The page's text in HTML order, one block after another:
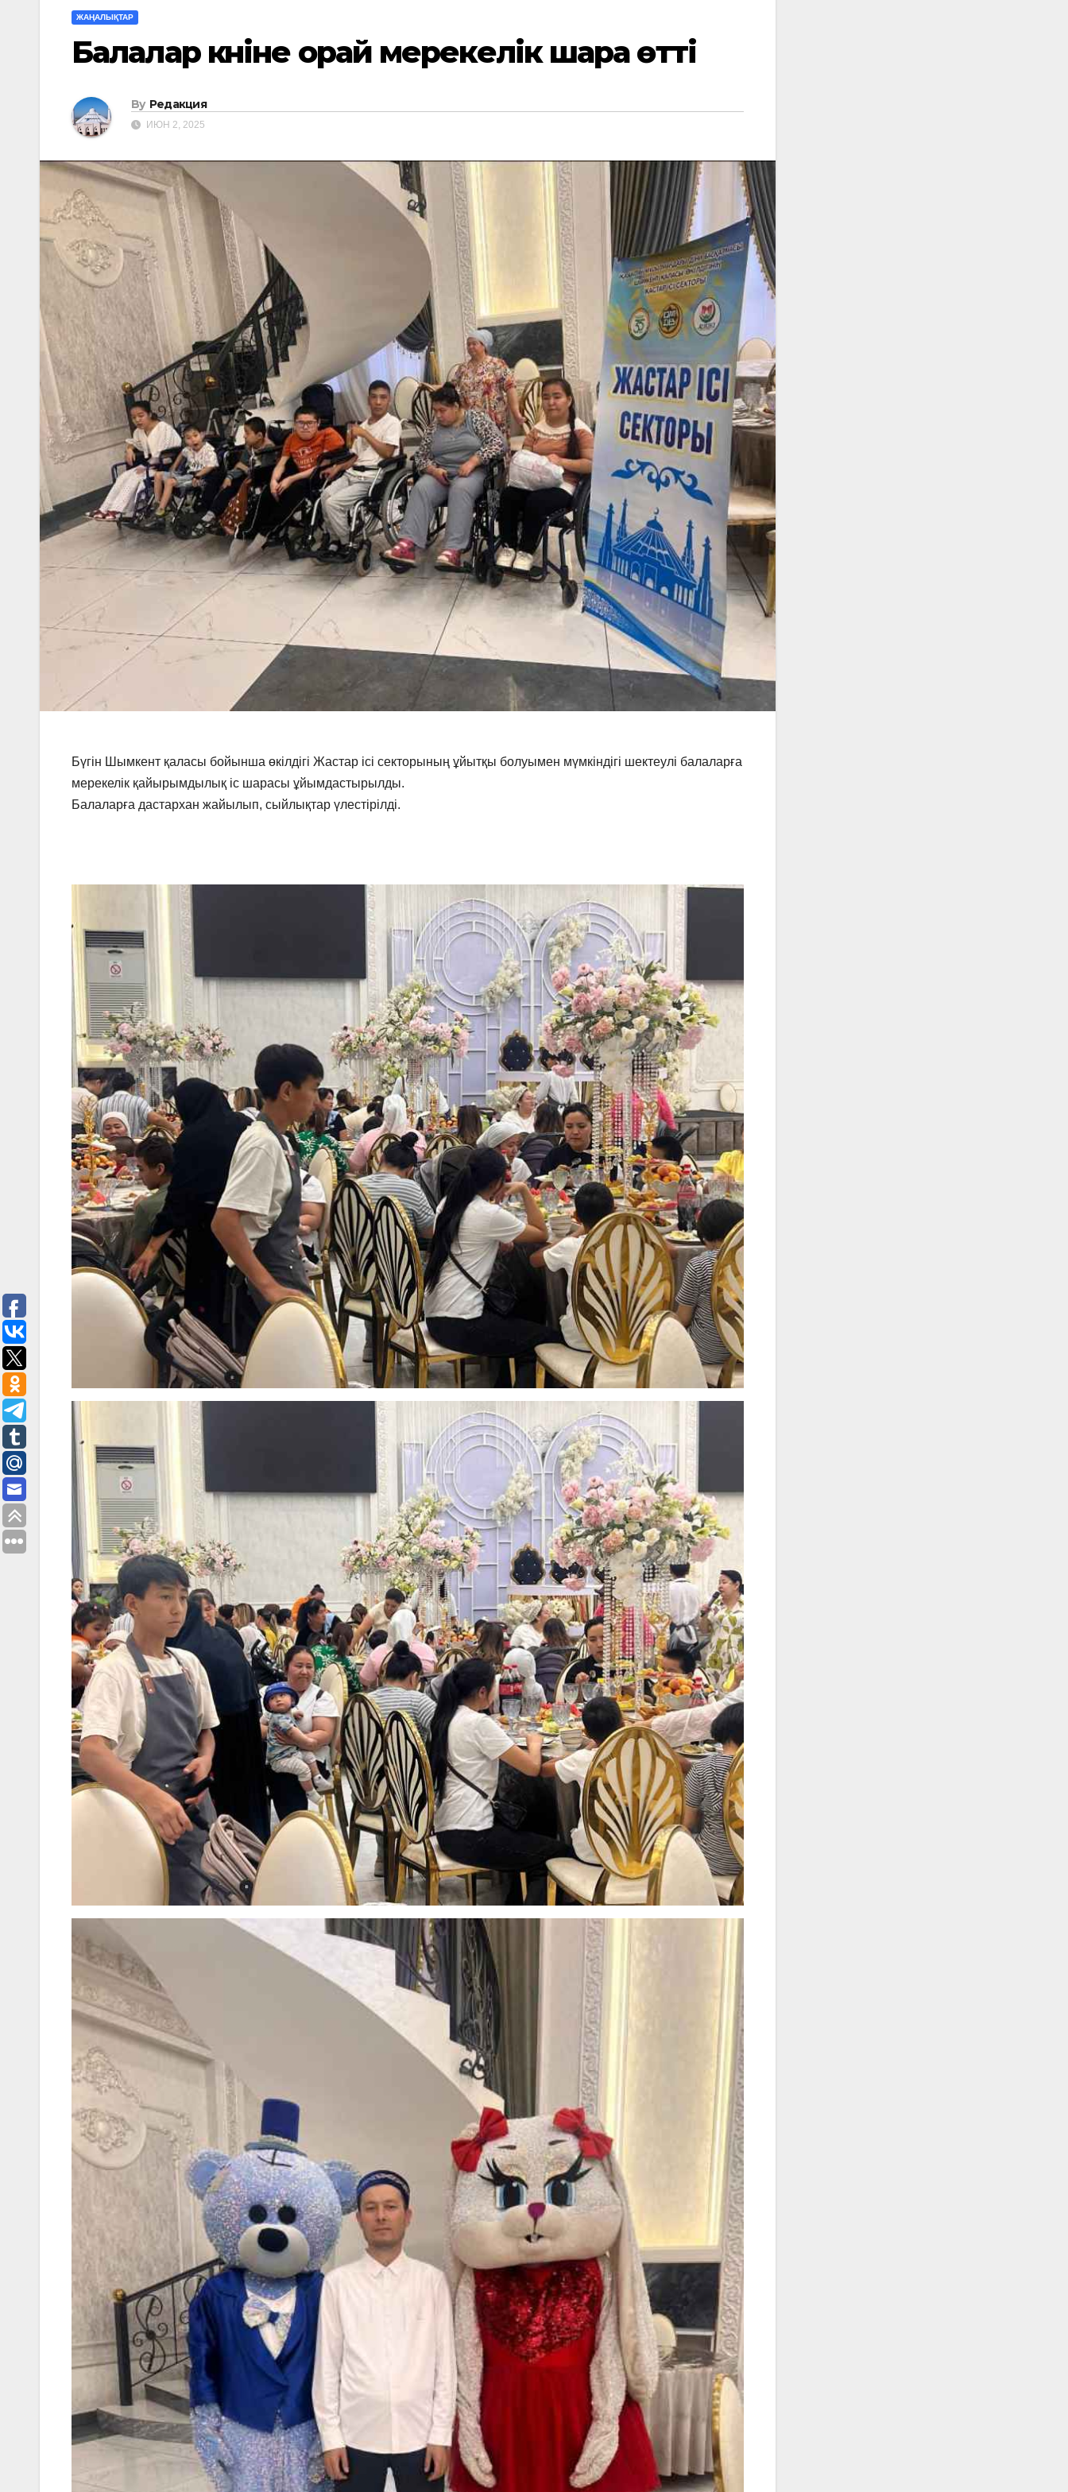
ЖАҢАЛЫҚТАР
Балалар күніне орай мерекелік шара өтті
By Редакция
ИЮН 2, 2025
Бүгін Шымкент қаласы бойынша өкілдігі Жастар ісі секторының ұйытқы болуымен мүмкіндігі шектеулі балаларға
мерекелік қайырымдылық іс шарасы ұйымдастырылды.
Балаларға дастархан жайылып, сыйлықтар үлестірілді.